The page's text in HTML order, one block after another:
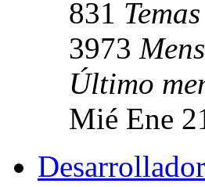
831 Temas
3973
Último
Mié Ene